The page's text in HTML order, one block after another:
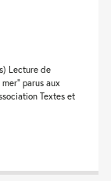
Lecture de
mer” parus aux
Textes et